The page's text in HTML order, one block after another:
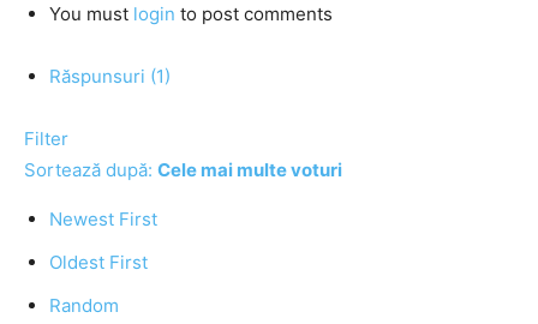
You must login to post comments
Răspunsuri (1)
Filter
Sortează după: Cele mai multe voturi
Newest First
Oldest First
Random